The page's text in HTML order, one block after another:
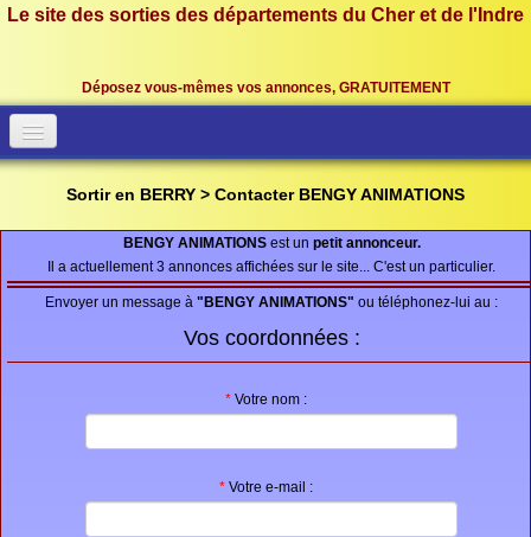
Le site des sorties des départements du Cher et de l'Indre
Déposez vous-mêmes vos annonces, GRATUITEMENT
FAQ
Partenaires
Recherche
Sortir en BERRY > Contacter BENGY ANIMATIONS
BENGY ANIMATIONSest un petit annonceur.
Il a actuellement 3 annonces affichées sur le site... C'est un particulier.
Envoyer un message à "BENGY ANIMATIONS" ou téléphonez-lui au :
Vos coordonnées :
* Votre nom :
* Votre e-mail :